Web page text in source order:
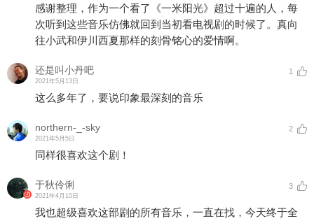
感谢整理，作为一个看了《一米阳光》超过十遍的人，每
次听到这些音乐仿佛就回到当初看电视剧的时候了。真向
往小武和伊川西夏那样的刻骨铭心的爱情啊。
还是叫小丹吧
2021年5月13日
1
这么多年了，要说印象最深刻的音乐
northern-_-sky
2021年5月5日
2
同样很喜欢这个剧！
于秋伶俐
2021年4月10日
3
我也超级喜欢这部剧的所有音乐，一直在找，今天终于全